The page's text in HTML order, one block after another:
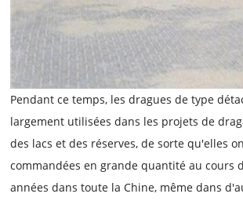
Pendant ce temps, les dragues de type
largement utilisées dans les projets de
des lacs et des réserves, de sorte qu'elles
commandées en grande quantité au cours
années dans toute la Chine, même dans